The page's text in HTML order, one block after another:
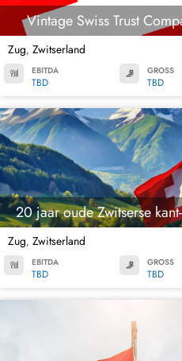
Vintage Swiss Trust
Zug, Zwitserland
EBITDA
TBD
GROSS
TBD
20 jaar oude Zwitserse
Zug, Zwitserland
EBITDA
TBD
GROSS
TBD